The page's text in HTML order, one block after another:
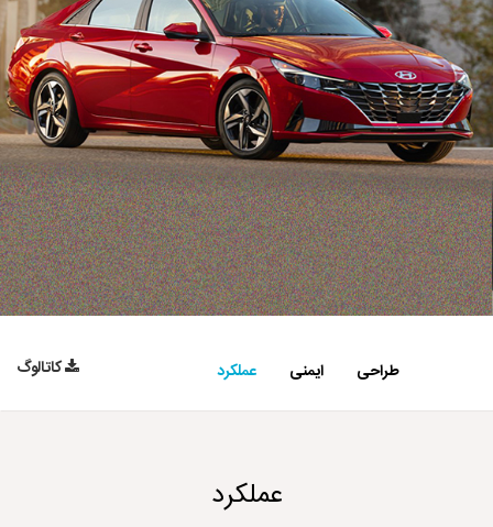
طراحی ایمنی عملکرد کاتالوگ
عملکرد